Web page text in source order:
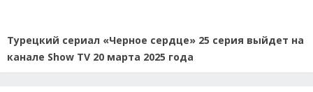
Турецкий сериал «Черное сердце» 25 серия выйдет на
канале Show TV 20 марта 2025 года